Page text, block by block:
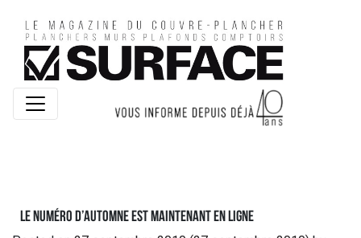
Le numéro d’automne est maintenant en ligne